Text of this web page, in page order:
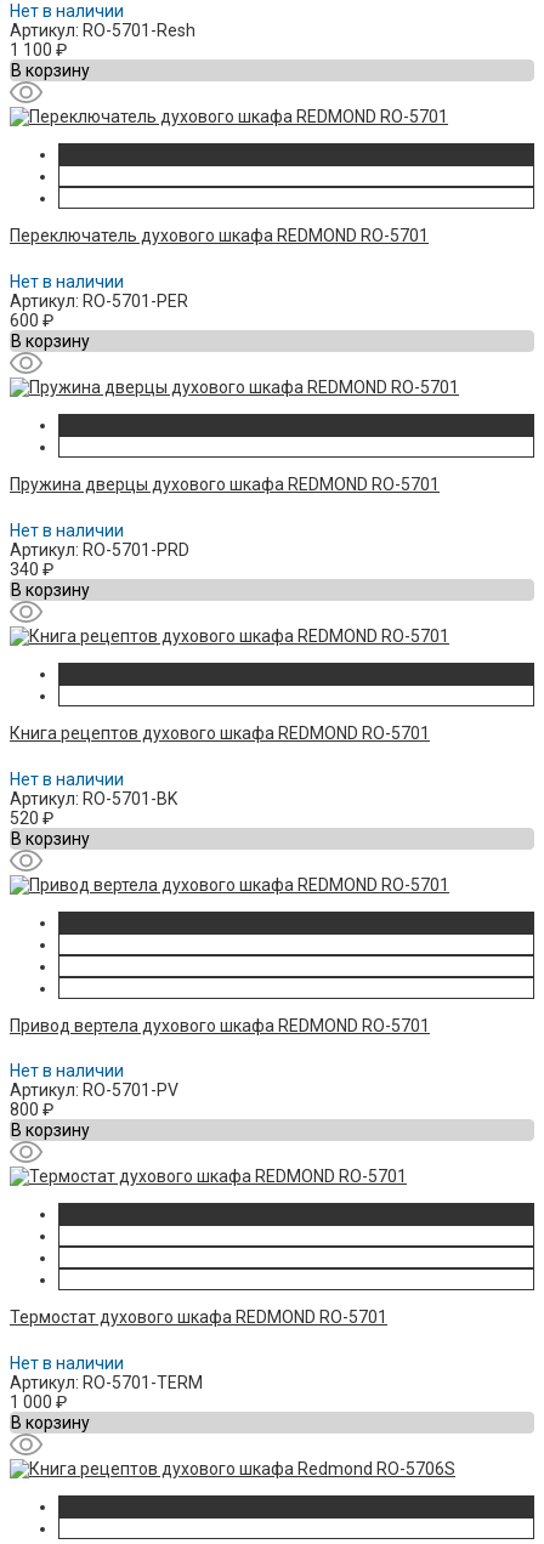
Нет в наличии
Артикул: RO-5701-Resh
1 100 ₽
В корзину
Переключатель духового шкафа REDMOND RO-5701
Нет в наличии
Артикул: RO-5701-PER
600 ₽
В корзину
Пружина дверцы духового шкафа REDMOND RO-5701
Нет в наличии
Артикул: RO-5701-PRD
340 ₽
В корзину
Книга рецептов духового шкафа REDMOND RO-5701
Нет в наличии
Артикул: RO-5701-BK
520 ₽
В корзину
Привод вертела духового шкафа REDMOND RO-5701
Нет в наличии
Артикул: RO-5701-PV
800 ₽
В корзину
Термостат духового шкафа REDMOND RO-5701
Нет в наличии
Артикул: RO-5701-TERM
1 000 ₽
В корзину